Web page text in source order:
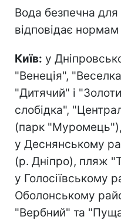
Вода безпечна для
відповідає
Київ: у
"Венеція",
"Дитячий" і
слобідка",
(парк
у Деснянському
(р. Дніпро), пляж
у Голосіївському
Оболонському
"Вербний" та